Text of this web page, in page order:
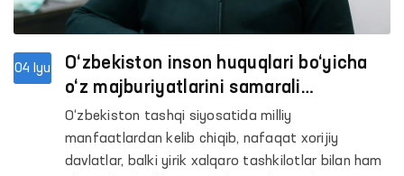
04 Iyu
O‘zbekiston inson huquqlari bo‘yicha
o‘z majburiyatlarini samarali
bajarayotgani eʼtirof etildi
O‘zbekiston tashqi siyosatida milliy
manfaatlardan kelib chiqib, nafaqat xorijiy
davlatlar, balki yirik xalqaro tashkilotlar bilan ham